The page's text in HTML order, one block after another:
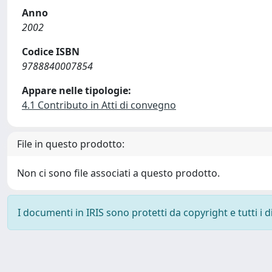
Anno
2002
Codice ISBN
9788840007854
Appare nelle tipologie:
4.1 Contributo in Atti di convegno
File in questo prodotto:
Non ci sono file associati a questo prodotto.
I documenti in IRIS sono protetti da copyright e tutti i